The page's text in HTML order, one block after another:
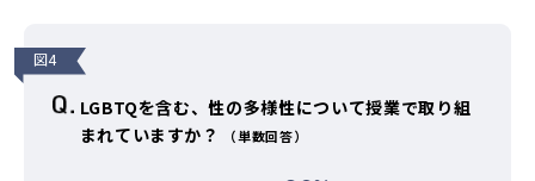
図4
LGBTQを含む、性の多様性について授業で取り組
まれていますか？
（単数回答）